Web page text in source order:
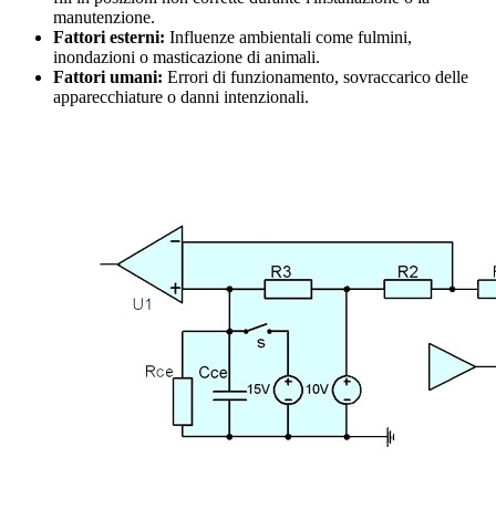
manutenzione.
Fattori esterni: Influenze ambientali come fulmini,
inondazioni o masticazione di animali.
Fattori umani: Errori di funzionamento, sovraccarico delle
apparecchiature o danni intenzionali.